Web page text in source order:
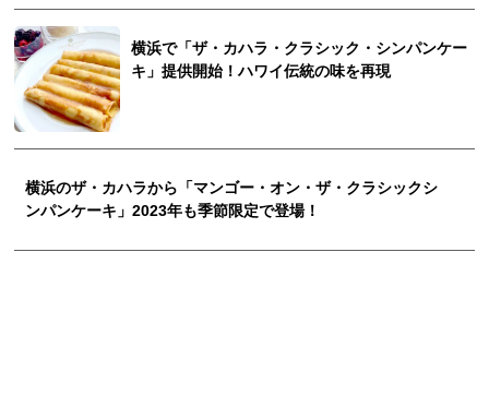
横浜で「ザ・カハラ・クラシック・シンパンケー
キ」提供開始！ハワイ伝統の味を再現
横浜のザ・カハラから「マンゴー・オン・ザ・クラシックシ
ンパンケーキ」2023年も季節限定で登場！